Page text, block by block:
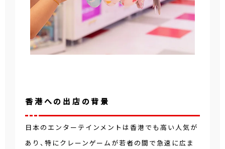
香港への出店の背景
日本のエンターテインメントは香港でも高い人気が
あり、特にクレーンゲームが若者の間で急速に広ま